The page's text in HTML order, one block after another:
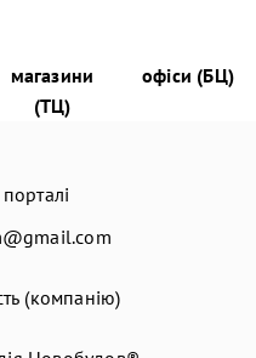
магазини
(ТЦ)
офіси (БЦ)
(компанію)